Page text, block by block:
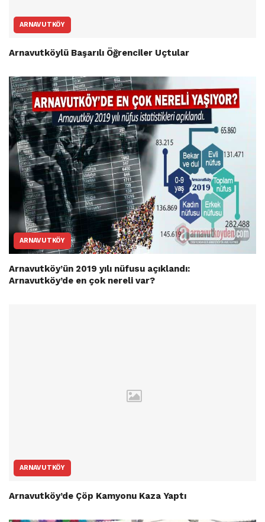
ARNAVUTKÖY
Arnavutköylü Başarılı Öğrenciler Uçtular
ARNAVUTKÖY
Arnavutköy’ün 2019 yılı nüfusu açıklandı:
Arnavutköy’de en çok nereli var?
ARNAVUTKÖY
Arnavutköy’de Çöp Kamyonu Kaza Yaptı